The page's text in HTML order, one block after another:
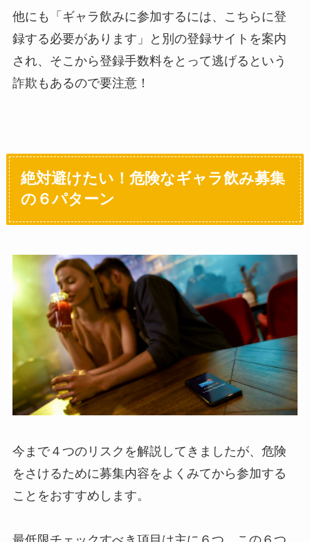
他にも「ギャラ飲みに参加するには、こちらに登
録する必要があります」と別の登録サイトを案内
され、そこから登録手数料をとって逃げるという
詐欺もあるので要注意！
絶対避けたい！危険なギャラ飲み募集
の６パターン
今まで４つのリスクを解説してきましたが、危険
をさけるために募集内容をよくみてから参加する
ことをおすすめします。